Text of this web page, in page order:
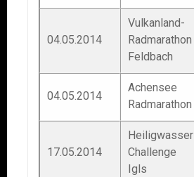
04.05.2014
Vulkanland-
Radmarathon
Feldbach
04.05.2014
Achensee
Radmarathon
17.05.2014
Heiligwasser
Challenge
Igls